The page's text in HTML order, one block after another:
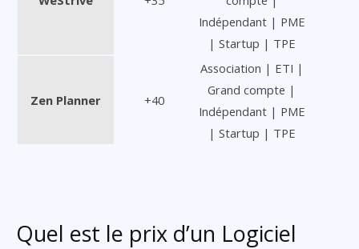
Indépendant | PME
| Startup | TPE
Zen Planner +40
Association | ETI |
Grand compte |
Indépendant | PME
| Startup | TPE
Quel est le prix d’un Logiciel